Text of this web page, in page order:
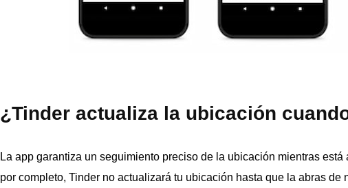
¿Tinder actualiza la ubicación
La app garantiza un seguimiento preciso de la ubicación mientras
por completo, Tinder no actualizará tu ubicación hasta que la abras